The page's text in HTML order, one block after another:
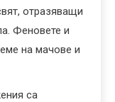
отразяващи
Феновете и
на мачове и
са